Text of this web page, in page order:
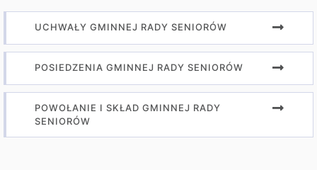
UCHWAŁY GMINNEJ RADY SENIORÓW
POSIEDZENIA GMINNEJ RADY SENIORÓW
POWOŁANIE I SKŁAD GMINNEJ RADY
SENIORÓW